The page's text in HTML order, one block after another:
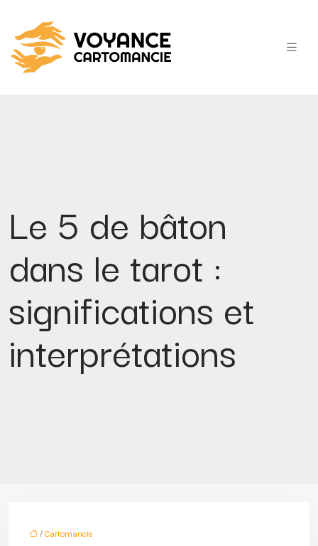
Le 5 de bâton
dans le tarot :
significations et
interprétations
/ Cartomancie